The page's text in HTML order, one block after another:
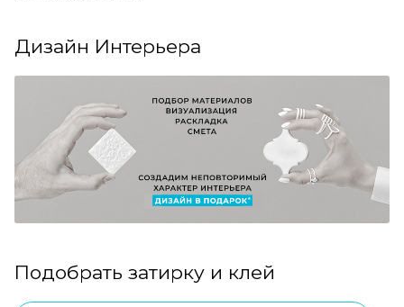
Дизайн Интерьера
Подобрать затирку и клей